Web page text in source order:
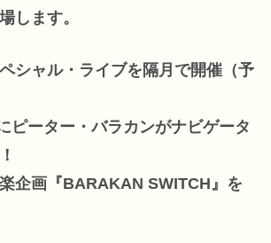
します。
シャル・ライブを隔月で開催（予
ピーター・バラカンがナビゲータ
企画『BARAKAN SWITCH』を